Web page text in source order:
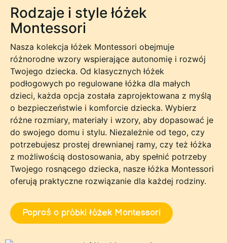
Rodzaje i style łóżek
Montessori
Nasza kolekcja łóżek Montessori obejmuje
różnorodne wzory wspierające autonomię i rozwój
Twojego dziecka. Od klasycznych łóżek
podłogowych po regulowane łóżka dla małych
dzieci, każda opcja została zaprojektowana z myślą
o bezpieczeństwie i komforcie dziecka. Wybierz
różne rozmiary, materiały i wzory, aby dopasować je
do swojego domu i stylu. Niezależnie od tego, czy
potrzebujesz prostej drewnianej ramy, czy też łóżka
z możliwością dostosowania, aby spełnić potrzeby
Twojego rosnącego dziecka, nasze łóżka Montessori
oferują praktyczne rozwiązanie dla każdej rodziny.
Poproś o próbki łóżek Montessori